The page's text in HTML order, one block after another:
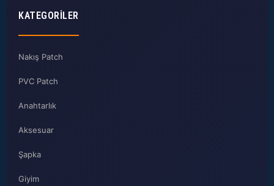
KATEGORILER
Nakış Patch
PVC Patch
Anahtarlık
Aksesuar
Şapka
Giyim